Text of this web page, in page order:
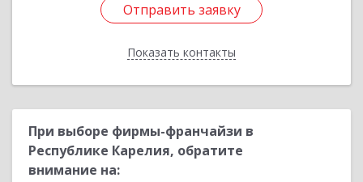
Отправить заявку
Показать контакты
Отправить заявку
Назад
При выборе фирмы-франчайзи в
Республике Карелия, обратите
внимание на: